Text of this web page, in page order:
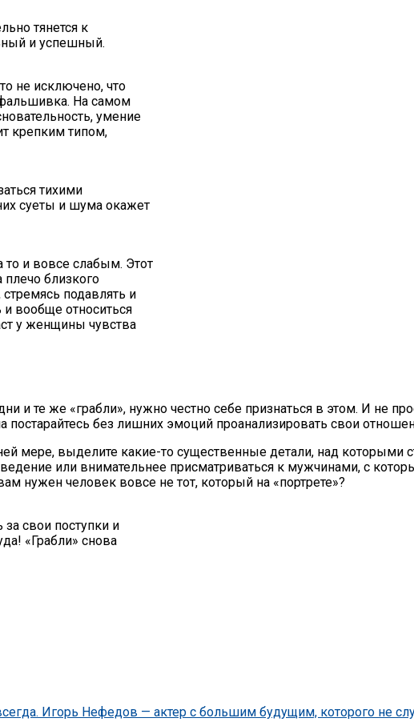
тянется к
и успешный.
не исключено, что
фальшивка. На самом
умение
крепким типом,
тихими
суеты и шума окажет
и вовсе слабым. Этот
близкого
подавлять и
вообще относиться
у женщины чувства
и те же «грабли», нужно честно себе признаться в этом. И не
постарайтесь без лишних эмоций проанализировать свои
мере, выделите какие-то существенные детали, над которыми
или внимательнее присматриваться к мужчинами, с
нужен человек вовсе не тот, который на «портрете»?
свои поступки и
«Грабли» снова